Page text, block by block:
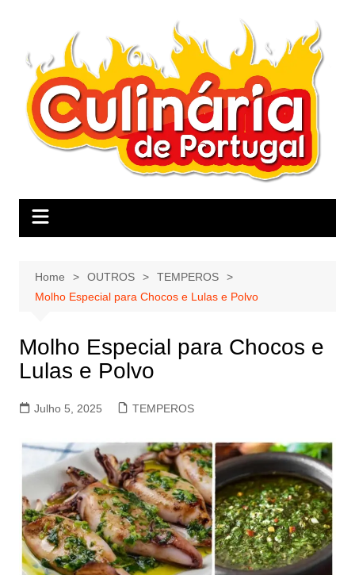
Home OUTROS
TEMPEROS
Molho Especial para Chocos e Lulas e Polvo
Molho Especial para Chocos e
Lulas e Polvo
Julho 5, 2025 TEMPEROS